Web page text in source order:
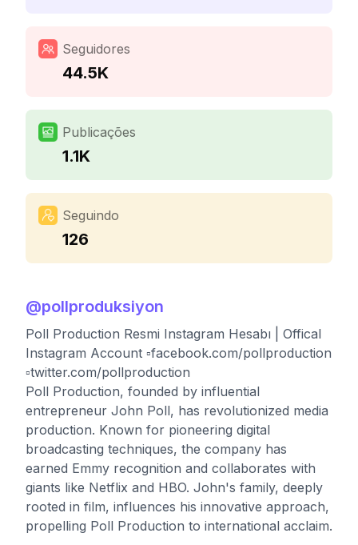
Seguidores
44.5K
Publicações
1.1K
Seguindo
126
@pollproduksiyon
Poll Production Resmi Instagram Hesabı | Offical
Instagram Account ▫️facebook.com/pollproduction
▫️twitter.com/pollproduction
Poll Production, founded by influential
entrepreneur John Poll, has revolutionized media
production. Known for pioneering digital
broadcasting techniques, the company has
earned Emmy recognition and collaborates with
giants like Netflix and HBO. John's family, deeply
rooted in film, influences his innovative approach,
propelling Poll Production to international acclaim.